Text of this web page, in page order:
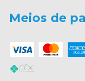
Meios de